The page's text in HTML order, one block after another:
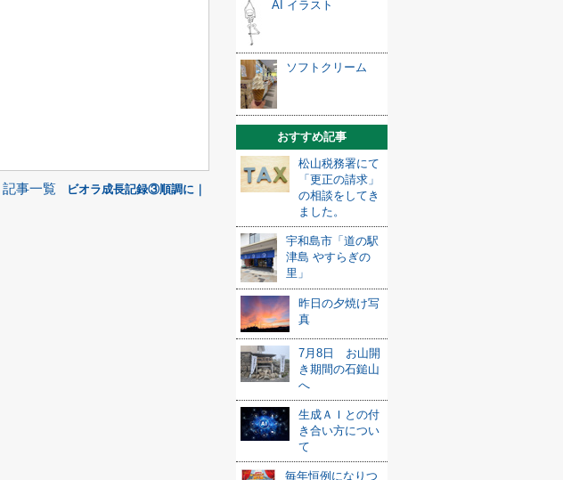
記事一覧
ビオラ成長記録③順調に｜
AI イラスト
ソフトクリーム
おすすめ記事
松山税務署にて
「更正の請求」
の相談をしてき
ました。
宇和島市「道の駅
津島 やすらぎの
里」
昨日の夕焼け写
真
7月8日 お山開
き期間の石鎚山
へ
生成ＡＩとの付
き合い方につい
て
毎年恒例になりつ